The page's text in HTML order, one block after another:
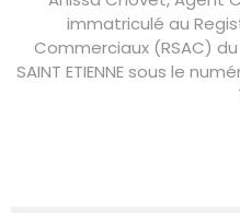
immatriculé au
Commerciaux (RSAC)
SAINT ETIENNE sous le